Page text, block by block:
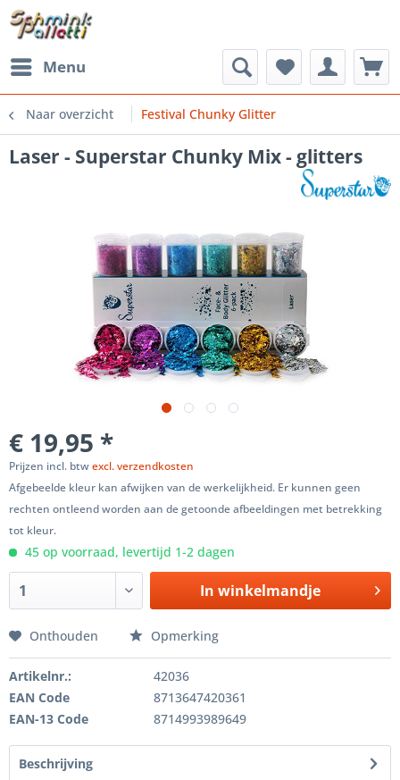
Menu
Naar overzicht Festival Chunky Glitter
Laser - Superstar Chunky Mix - glitters
€ 19,95 *
Prijzen incl. btwexcl. verzendkosten
Afgebeelde kleur kan afwijken van de werkelijkheid. Er kunnen geen
rechten ontleend worden aan de getoonde afbeeldingen met betrekking
tot kleur.
45 op voorraad, levertijd 1-2 dagen
In winkelmandje
Onthouden Opmerking
Artikelnr.:
42036
EAN Code
8713647420361
EAN-13 Code
8714993989649
Beschrijving